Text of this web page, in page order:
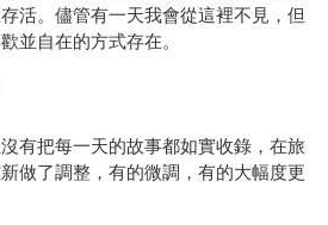
活。儘管有一天我會從這裡不見，但
並自在的方式存在。
有把每一天的故事都如實收錄，在旅
做了調整，有的微調，有的大幅度更